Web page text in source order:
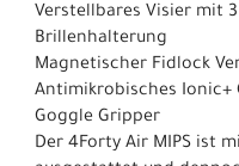
Verstellbares Visier mit
Brillenhalterung
Magnetischer Fidlock
Antimikrobisches Ionic+
Goggle Gripper
Der 4Forty Air MIPS ist